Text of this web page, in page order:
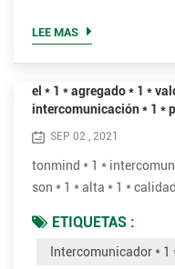
artista, etc. sea lo
LEE MAS
el * 1 * agregado * 1 *
intercomunicación * 1 *
SEP 02 , 2021
tonmind * 1 *
son * 1 * alta * 1 *
* 1 * diferentes * 1 *
escuelas, * 1 * oficinas,
ETIQUETAS :
Intercomunicador *